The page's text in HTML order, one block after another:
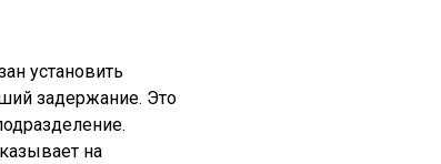
установить
задержание. Это
на